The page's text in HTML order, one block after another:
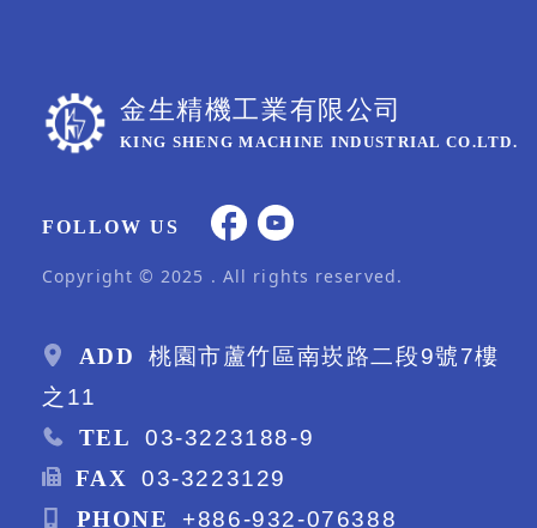
金生精機工業有限公司
KING SHENG MACHINE INDUSTRIAL CO.LTD.
FOLLOW US
Copyright © 2025 . All rights reserved.
ADD
桃園市蘆竹區南崁路二段9號7樓
之11
TEL
03-3223188-9
FAX
03-3223129
PHONE
+886-932-076388